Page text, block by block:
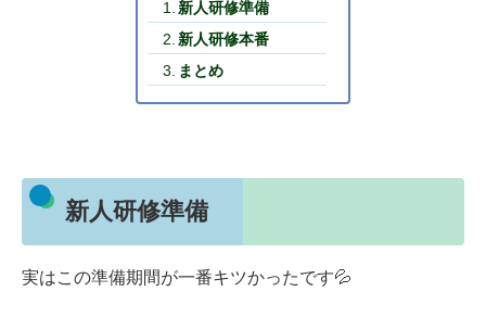
新人研修準備
新人研修本番
まとめ
新人研修準備
実はこの準備期間が一番キツかったです💦